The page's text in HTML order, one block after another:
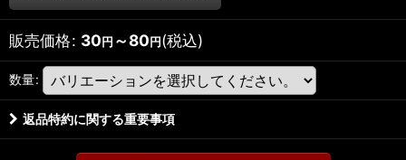
販売価格: 30円 ～80円(税込)
数量:
返品特約に関する重要事項